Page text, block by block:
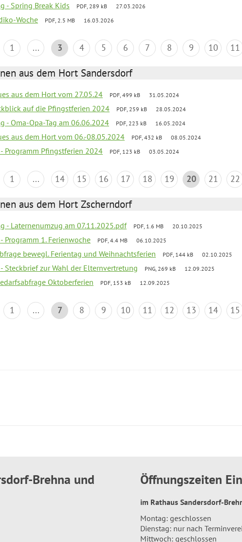
- Spring Break Kids PDF, 289 kB 27.03.2026
Woche PDF, 2.5 MB 16.03.2026
1 ... 3 4 5 6 7 8 9 10 11
aus dem Hort Sandersdorf
aus dem Hort vom 27.05.24 PDF, 499 kB 31.05.2024
auf die Pfingstferien 2024 PDF, 259 kB 28.05.2024
- Oma-Opa-Tag am 06.06.2024 PDF, 223 kB 16.05.2024
aus dem Hort vom 06.-08.05.2024 PDF, 432 kB 08.05.2024
Programm Pfingstferien 2024 PDF, 123 kB 03.05.2024
1 ... 14 15 16 17 18 19 20 21 22
aus dem Hort Zscherndorf
- Laternenumzug am 07.11.2025.pdf PDF, 1.6 MB 20.10.2025
Programm 1. Ferienwoche PDF, 4.4 MB 06.10.2025
bewegl. Ferientag und Weihnachtsferien PDF, 144 kB 02.10.2025
Steckbrief zur Wahl der Elternvertretung PNG, 269 kB 12.09.2025
Oktoberferien PDF, 153 kB 12.09.2025
1 ... 7 8 9 10 11 12 13 14 15
Brehna und
Öffnungszeiten
im Rathaus Sandersdorf-
Montag: geschlossen
Dienstag: nur nach
Mittwoch: geschlossen